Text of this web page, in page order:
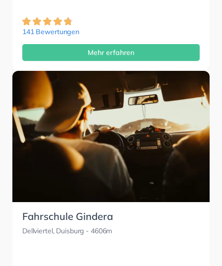
141 Bewertungen
Mehr erfahren
Fahrschule Gindera
Dellviertel, Duisburg - 4606m